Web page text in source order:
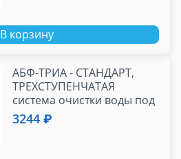
В корзину
АБФ-ТРИА - СТАНДАРТ,
ТРЕХСТУПЕНЧАТАЯ
система очистки воды под
КУХОННУЮ МОЙКУ с
отдельным краном.
3244 ₽